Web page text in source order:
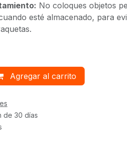
No coloques objetos
esté almacenado, para
Agregar al carrito
de 30 días